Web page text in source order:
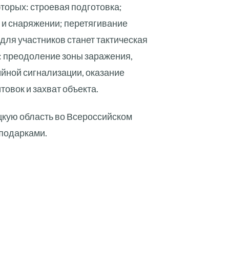
строевая подготовка;
снаряжении; перетягивание
участников станет тактическая
преодоление зоны заражения,
сигнализации, оказание
и захват объекта.
область во Всероссийском